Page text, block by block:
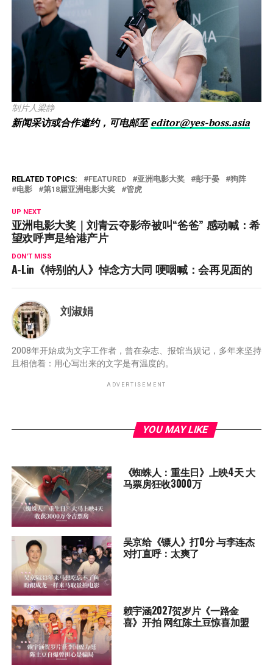
制片人梁静
新闻采访或合作邀约，可电邮至editor@yes-boss.asia
RELATED TOPICS: FEATURED 亚洲电影大奖 彭于晏
狗阵
电影
第18届亚洲电影大奖 管虎
UP NEXT
亚洲电影大奖｜刘青云夺影帝被叫“爸爸” 感动喊：希
望欢呼声是给港产片
DON'T MISS
A-Lin《特别的人》悼念方大同 哽咽喊：会再见面的
刘淑娟
2008年开始成为文字工作者，曾在杂志、报馆当娱记，多年来坚持
且相信着：用心写出来的文字是有温度的。
ADVERTISEMENT
YOU MAY LIKE
《蜘蛛人：重生日》上映4天 大
马票房狂收3000万
吴京给《镖人》打0分 与李连杰
对打直呼：太爽了
赖宇涵2027贺岁片《一路金
喜》开拍 网红陈土豆惊喜加盟